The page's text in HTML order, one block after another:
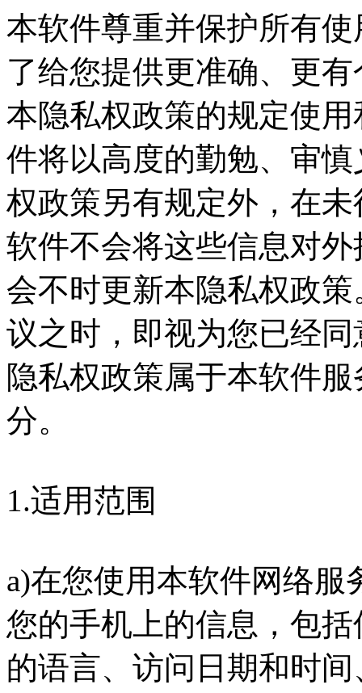
本软件尊重并保护所有
了给您提供更准确、更
本隐私权政策的规定使
件将以高度的勤勉、审
权政策另有规定外，在
软件不会将这些信息对
会不时更新本隐私权政
议之时，即视为您已经
隐私权政策属于本软件
分。
1.适用范围
a)在您使用本软件网络
您的手机上的信息，包
的语言、访问日期和时